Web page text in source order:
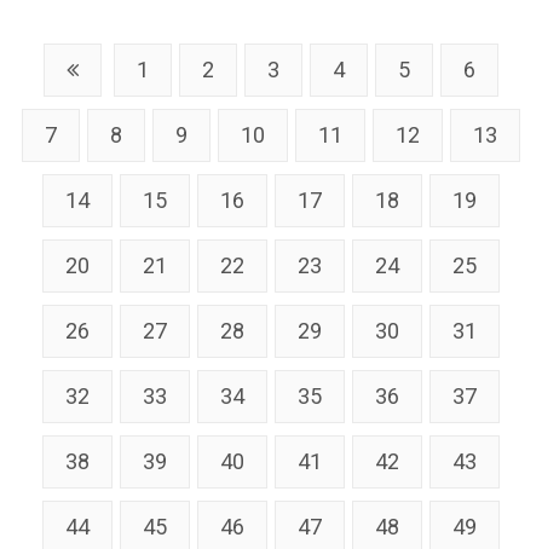
1 2 3 4 5 6
7 8 9 10 11 12 13
14 15 16 17 18 19
20 21 22 23 24 25
26 27 28 29 30 31
32 33 34 35 36 37
38 39 40 41 42 43
44 45 46 47 48 49